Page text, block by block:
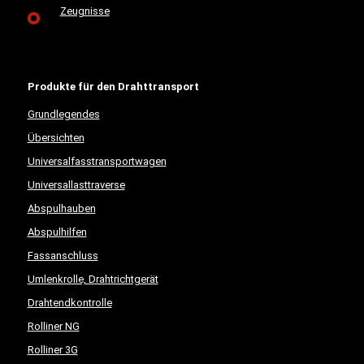
Zeugnisse
Produkte für den Drahttransport
Grundlegendes
Übersichten
Universalfasstransportwagen
Universallasttraverse
Abspulhauben
Abspulhilfen
Fassanschluss
Umlenkrolle, Drahtrichtgerät
Drahtendkontrolle
Rolliner NG
Rolliner 3G